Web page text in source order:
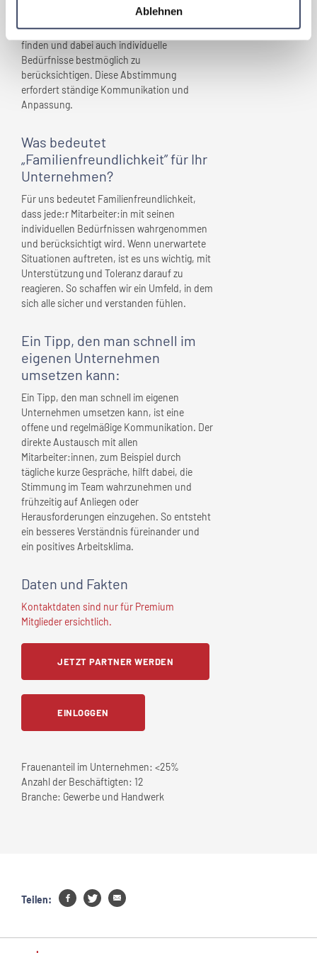
Ablehnen
Ablauf zu beeinträchtigen. Wir sind stets
bemüht, die bestmögliche Lösung für alle zu
finden und dabei auch individuelle
Bedürfnisse bestmöglich zu
berücksichtigen. Diese Abstimmung
erfordert ständige Kommunikation und
Anpassung.
Was bedeutet
„Familienfreundlichkeit” für Ihr
Unternehmen?
Für uns bedeutet Familienfreundlichkeit,
dass jede:r Mitarbeiter:in mit seinen
individuellen Bedürfnissen wahrgenommen
und berücksichtigt wird. Wenn unerwartete
Situationen auftreten, ist es uns wichtig, mit
Unterstützung und Toleranz darauf zu
reagieren. So schaffen wir ein Umfeld, in dem
sich alle sicher und verstanden fühlen.
Ein Tipp, den man schnell im
eigenen Unternehmen
umsetzen kann:
Ein Tipp, den man schnell im eigenen
Unternehmen umsetzen kann, ist eine
offene und regelmäßige Kommunikation. Der
direkte Austausch mit allen
Mitarbeiter:innen, zum Beispiel durch
tägliche kurze Gespräche, hilft dabei, die
Stimmung im Team wahrzunehmen und
frühzeitig auf Anliegen oder
Herausforderungen einzugehen. So entsteht
ein besseres Verständnis füreinander und
ein positives Arbeitsklima.
Daten und Fakten
Kontaktdaten sind nur für Premium
Mitglieder ersichtlich.
JETZT PARTNER WERDEN
EINLOGGEN
Frauenanteil im Unternehmen: <25%
Anzahl der Beschäftigten: 12
Branche: Gewerbe und Handwerk
Teilen: